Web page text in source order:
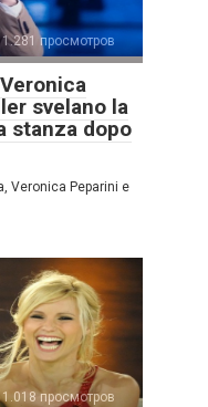
1.281 просмотров
svelano la
stanza dopo
Veronica Peparini e
1.018 просмотров